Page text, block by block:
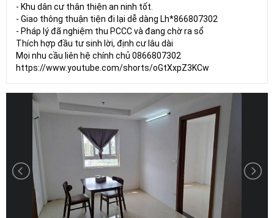
- Khu dân cư thân thiện an ninh tốt.
- Giao thông thuận tiện đi lại dễ dàng Lh*866807302
- Pháp lý đã nghiệm thu PCCC và đang chờ ra sổ
Thích hợp đầu tư sinh lời, định cư lâu dài
Mọi nhu cầu liên hệ chính chủ 0866807302
https://www.youtube.com/shorts/oGtXxpZ3KCw